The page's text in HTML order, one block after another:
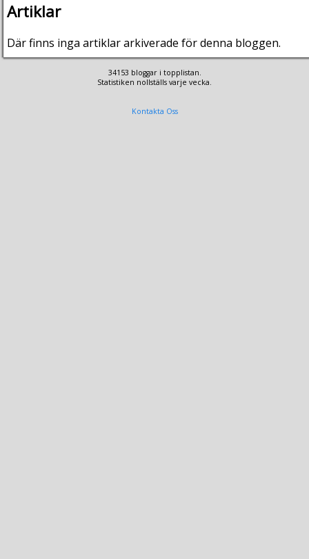
Artiklar
Där finns inga artiklar arkiverade för denna bloggen.
34153 bloggar i topplistan.
Statistiken nollställs varje vecka.
Kontakta Oss